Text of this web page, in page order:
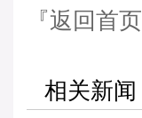
『返回首页
相关新闻